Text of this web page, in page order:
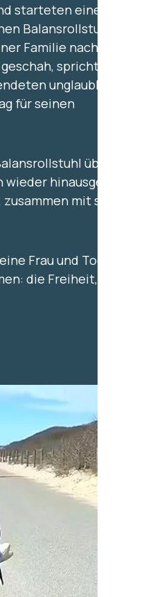
starteten eine
Balansrollstuhl von
Familie nach
spricht für
unglaubliche
für seinen
über
hinausgehen.
mit seiner
Frau und Tochter
die Freiheit, wieder